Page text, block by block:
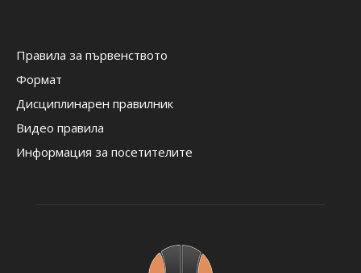
Правила за първенството
Формат
Дисциплинарен правилник
Видео правила
Информация за посетителите